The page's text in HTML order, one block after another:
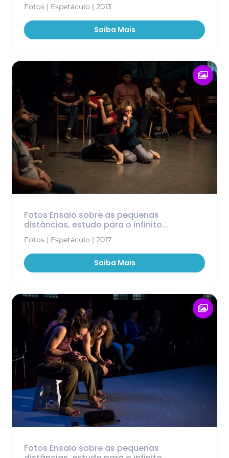
Fotos | Espetáculo | 2013
Saiba Mais
Fotos Ensaio sobre as pequenas
distâncias, estudo para o infinito...
Fotos | Espetáculo | 2017
Saiba Mais
Fotos Ensaio sobre as pequenas